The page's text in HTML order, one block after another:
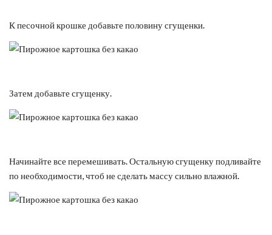
К песочной крошке добавьте половину сгущенки.
Затем добавьте сгущенку.
Начинайте все перемешивать. Остальную сгущенку подливайте
по необходимости, чтоб не сделать массу сильно влажной.